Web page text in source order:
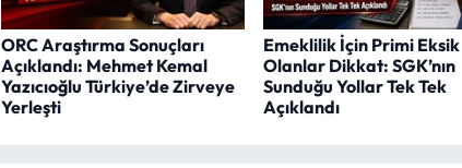
ORC Araştırma Sonuçları
Açıklandı: Mehmet Kemal
Yazıcıoğlu Türkiye’de Zirveye
Yerleşti
Emeklilik İçin Primi Eksik
Olanlar Dikkat: SGK’nın
Sunduğu Yollar Tek Tek
Açıklandı